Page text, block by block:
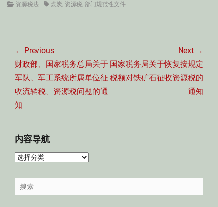
Categories
资源税法 Tags煤炭, 资源税, 部门规范性文件
章
导
航
← Previous
Previous
post:
财政部、国家税务总局关于
军队、军工系统所属单位征
收流转税、资源税问题的通
知
Next →
Next
post:
国家税务局关于恢复按规定
税额对铁矿石征收资源税的
通知
内容导航
内
导
航
Search
for: